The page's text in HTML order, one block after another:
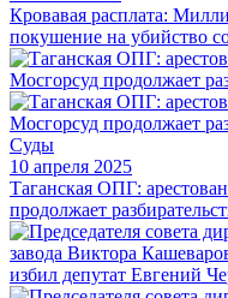
Кровавая расплата:
покушение на убийство
Суды
10 апреля 2025
Таганская ОПГ:
продолжает